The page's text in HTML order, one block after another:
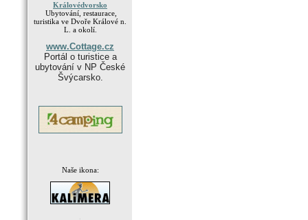
Královédvorsko
Ubytování, restaurace,
turistika ve Dvoře Králové n.
L. a okolí.
www.Cottage.cz
Portál o turistice a
ubytování v NP České
Švýcarsko.
Naše ikona: